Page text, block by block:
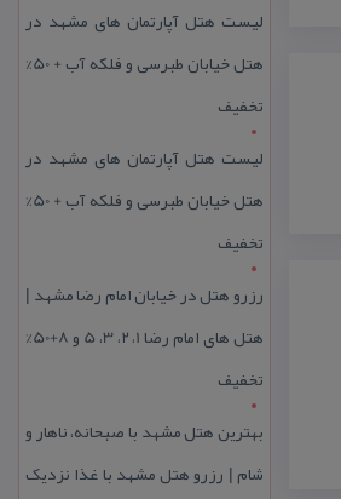
لیست هتل آپارتمان های مشهد در
هتل خیابان طبرسی و فلکه آب + 50%
تخفیف
لیست هتل آپارتمان های مشهد در
هتل خیابان طبرسی و فلکه آب + 50%
تخفیف
رزرو هتل در خیابان امام رضا مشهد |
هتل‌ های امام رضا 1، 2، 3، 5 و 8+50%
تخفیف
بهترین هتل مشهد با صبحانه، ناهار و
شام | رزرو هتل مشهد با غذا نزدیک